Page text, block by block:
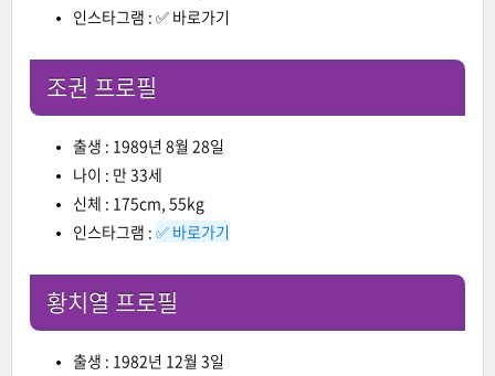
인스타그램 : ✅ 바로가기
조권 프로필
출생 : 1989년 8월 28일
나이 : 만 33세
신체 : 175cm, 55kg
인스타그램 : ✅ 바로가기
황치열 프로필
출생 : 1982년 12월 3일